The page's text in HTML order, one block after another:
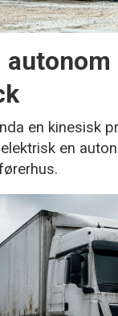
autonom
en kinesisk
en